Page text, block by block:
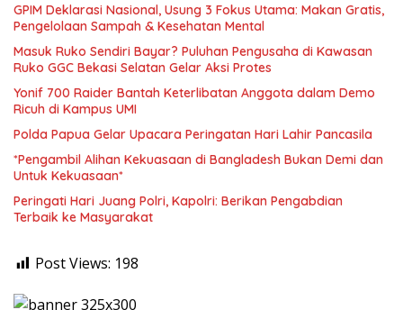
GPIM Deklarasi Nasional, Usung 3 Fokus Utama: Makan Gratis,
Pengelolaan Sampah & Kesehatan Mental
Masuk Ruko Sendiri Bayar? Puluhan Pengusaha di Kawasan
Ruko GGC Bekasi Selatan Gelar Aksi Protes
Yonif 700 Raider Bantah Keterlibatan Anggota dalam Demo
Ricuh di Kampus UMI
Polda Papua Gelar Upacara Peringatan Hari Lahir Pancasila
*Pengambil Alihan Kekuasaan di Bangladesh Bukan Demi dan
Untuk Kekuasaan*
Peringati Hari Juang Polri, Kapolri: Berikan Pengabdian
Terbaik ke Masyarakat
Post Views: 198